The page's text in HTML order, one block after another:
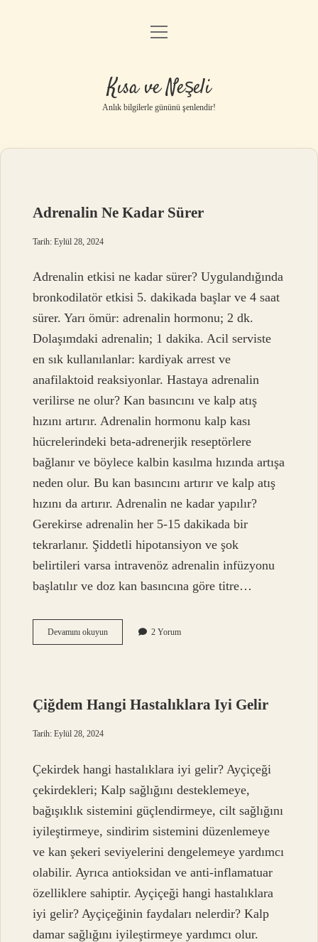
Anasayfa
Yasal Uyarı
menüyü
Kısa ve Neşeli
Anlık bilgilerle gününü şenlendir!
ve
Neşeli
Yazılar
Adrenalin Ne Kadar Sürer
Tarih: Eylül 28, 2024
Adrenalin etkisi ne kadar sürer? Uygulandığında
bronkodilatör etkisi 5. dakikada başlar ve 4 saat
sürer. Yarı ömür: adrenalin hormonu; 2 dk.
Dolaşımdaki adrenalin; 1 dakika. Acil serviste
en sık kullanılanlar: kardiyak arrest ve
anafilaktoid reaksiyonlar. Hastaya adrenalin
verilirse ne olur? Kan basıncını ve kalp atış
hızını artırır. Adrenalin hormonu kalp kası
hücrelerindeki beta-adrenerjik reseptörlere
bağlanır ve böylece kalbin kasılma hızında artışa
neden olur. Bu kan basıncını artırır ve kalp atış
hızını da artırır. Adrenalin ne kadar yapılır?
Gerekirse adrenalin her 5-15 dakikada bir
tekrarlanır. Şiddetli hipotansiyon ve şok
belirtileri varsa intravenöz adrenalin infüzyonu
başlatılır ve doz kan basıncına göre titre…
Devamını okuyunAdrenalin
Ne
2 Yorum
Çiğdem Hangi Hastalıklara Iyi Gelir
Tarih: Eylül 28, 2024
Çekirdek hangi hastalıklara iyi gelir? Ayçiçeği
çekirdekleri; Kalp sağlığını desteklemeye,
bağışıklık sistemini güçlendirmeye, cilt sağlığını
iyileştirmeye, sindirim sistemini düzenlemeye
ve kan şekeri seviyelerini dengelemeye yardımcı
olabilir. Ayrıca antioksidan ve anti-inflamatuar
özelliklere sahiptir. Ayçiçeği hangi hastalıklara
iyi gelir? Ayçiçeğinin faydaları nelerdir? Kalp
damar sağlığını iyileştirmeye yardımcı olur.